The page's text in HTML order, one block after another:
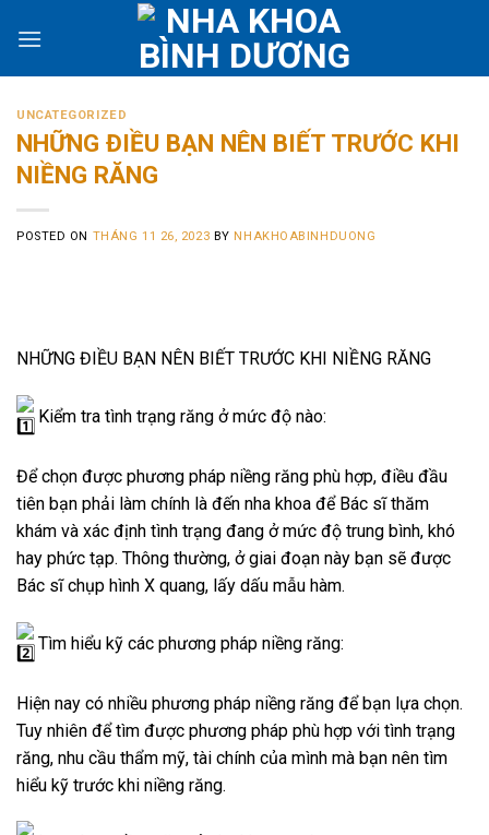
UNCATEGORIZED
NHỮNG ĐIỀU BẠN NÊN BIẾT TRƯỚC KHI
NIỀNG RĂNG
POSTED ON THÁNG 11 26, 2023 BY NHAKHOABINHDUONG
NHỮNG ĐIỀU BẠN NÊN BIẾT TRƯỚC KHI NIỀNG RĂNG
Kiểm tra tình trạng răng ở mức độ nào:
Để chọn được phương pháp niềng răng phù hợp, điều đầu
tiên bạn phải làm chính là đến nha khoa để Bác sĩ thăm
khám và xác định tình trạng đang ở mức độ trung bình, khó
hay phức tạp. Thông thường, ở giai đoạn này bạn sẽ được
Bác sĩ chụp hình X quang, lấy dấu mẫu hàm.
Tìm hiểu kỹ các phương pháp niềng răng:
Hiện nay có nhiều phương pháp niềng răng để bạn lựa chọn.
Tuy nhiên để tìm được phương pháp phù hợp với tình trạng
răng, nhu cầu thẩm mỹ, tài chính của mình mà bạn nên tìm
hiểu kỹ trước khi niềng răng.